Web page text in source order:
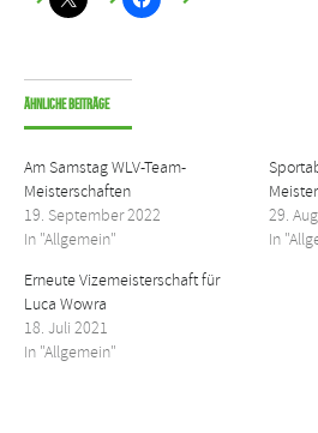
Ähnliche Beiträge
Am Samstag WLV-Team-
Meisterschaften
19. September 2022
In "Allgemein"
29.
In
Erneute Vizemeisterschaft für
Luca Wowra
18. Juli 2021
In "Allgemein"